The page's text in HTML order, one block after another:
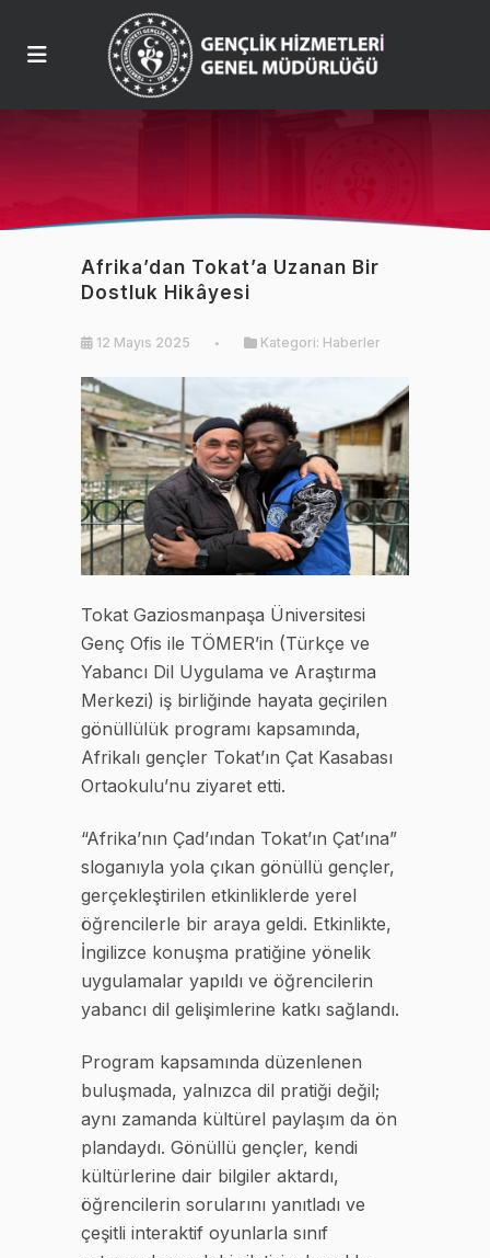
Afrika’dan Tokat’a Uzanan Bir
Dostluk Hikâyesi
12 Mayıs 2025 Kategori: Haberler
Tokat Gaziosmanpaşa Üniversitesi
Genç Ofis ile TÖMER’in (Türkçe ve
Yabancı Dil Uygulama ve Araştırma
Merkezi) iş birliğinde hayata geçirilen
gönüllülük programı kapsamında,
Afrikalı gençler Tokat’ın Çat Kasabası
Ortaokulu’nu ziyaret etti.
“Afrika’nın Çad’ından Tokat’ın Çat’ına”
sloganıyla yola çıkan gönüllü gençler,
gerçekleştirilen etkinliklerde yerel
öğrencilerle bir araya geldi. Etkinlikte,
İngilizce konuşma pratiğine yönelik
uygulamalar yapıldı ve öğrencilerin
yabancı dil gelişimlerine katkı sağlandı.
Program kapsamında düzenlenen
buluşmada, yalnızca dil pratiği değil;
aynı zamanda kültürel paylaşım da ön
plandaydı. Gönüllü gençler, kendi
kültürlerine dair bilgiler aktardı,
öğrencilerin sorularını yanıtladı ve
çeşitli interaktif oyunlarla sınıf